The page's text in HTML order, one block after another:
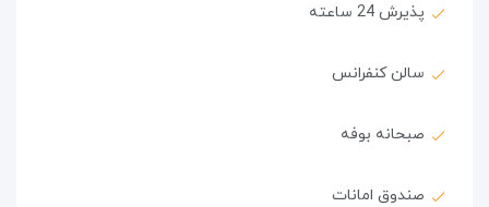
پذیرش 24 ساعته
سالن کنفرانس
صبحانه بوفه
صندوق امانات